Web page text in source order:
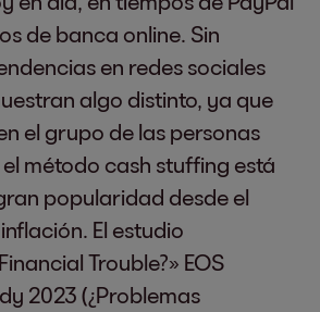
de banca online. Sin
en redes sociales
algo distinto, ya que
el grupo de las personas
método cash stuffing está
popularidad desde el
El estudio
Trouble?» EOS
2023 (¿Problemas